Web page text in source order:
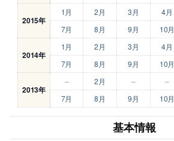
2015年
1月 2月 3月 4月
7月
8月 9月 10月
2014年
1月 2月 3月 4月
7月
8月 9月 10月
2013年
– 2月 – –
7月
8月 9月 10月
基本情報